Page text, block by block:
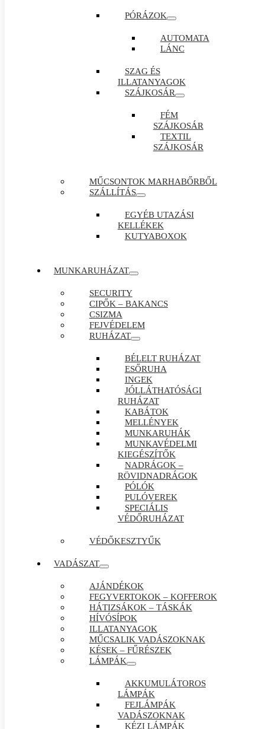
PÓRÁZOK
AUTOMATA
LÁNC
SZAG ÉS
ILLATANYAGOK
SZÁJKOSÁR
FÉM
SZÁJKOSÁR
TEXTIL
SZÁJKOSÁR
MŰCSONTOK MARHABŐRBŐL
SZÁLLÍTÁS
EGYÉB UTAZÁSI
KELLÉKEK
KUTYABOXOK
MUNKARUHÁZAT
SECURITY
CIPŐK – BAKANCS
CSIZMA
FEJVÉDELEM
RUHÁZAT
BÉLELT RUHÁZAT
ESŐRUHA
INGEK
JÓLLÁTHATÓSÁGI
RUHÁZAT
KABÁTOK
MELLÉNYEK
MUNKARUHÁK
MUNKAVÉDELMI
KIEGÉSZÍTŐK
NADRÁGOK –
RÖVIDNADRÁGOK
PÓLÓK
PULÓVEREK
SPECIÁLIS
VÉDŐRUHÁZAT
VÉDŐKESZTYŰK
VADÁSZAT
AJÁNDÉKOK
FEGYVERTOKOK – KOFFEROK
HÁTIZSÁKOK – TÁSKÁK
HÍVÓSÍPOK
ILLATANYAGOK
MŰCSALIK VADÁSZOKNAK
KÉSEK – FŰRÉSZEK
LÁMPÁK
AKKUMULÁTOROS
LÁMPÁK
FEJLÁMPÁK
VADÁSZOKNAK
KÉZI LÁMPÁK